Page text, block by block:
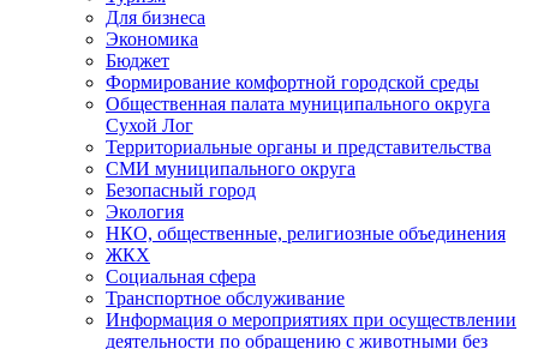
Для бизнеса
Экономика
Бюджет
Формирование комфортной городской среды
Общественная палата муниципального округа
Сухой Лог
Территориальные органы и представительства
СМИ муниципального округа
Безопасный город
Экология
НКО, общественные, религиозные объединения
ЖКХ
Социальная сфера
Транспортное обслуживание
Информация о мероприятиях при осуществлении
деятельности по обращению с животными без